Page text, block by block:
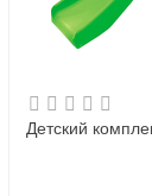
Детский